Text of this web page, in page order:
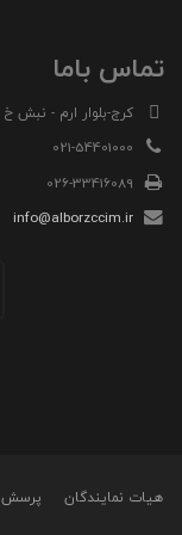
تماس باما
کرج-بلوار ارم - نبش خ 100 غربی - ساختمان آناهیتا
021-54401000
026-33416089
info@alborzccim.ir
هیات نمایندگان پرسش